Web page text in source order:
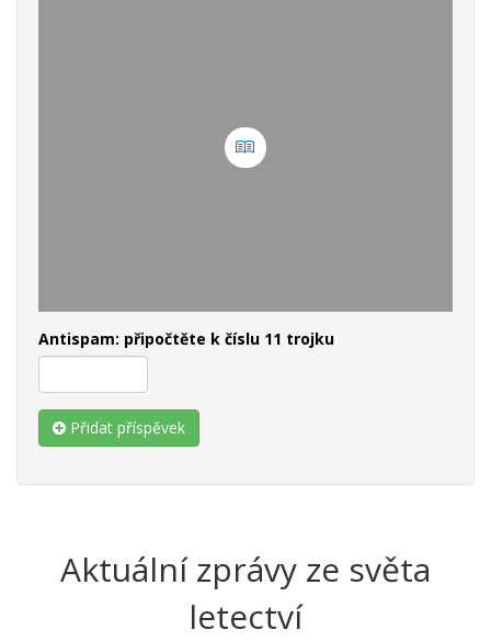
Antispam: připočtěte k číslu 11 trojku
Přidat příspěvek
Aktuální zprávy ze světa
letectví